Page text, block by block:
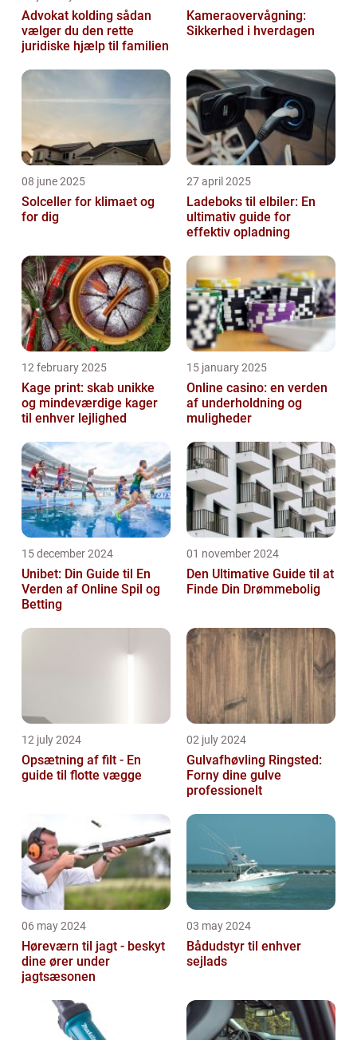
Advokat kolding sådan
vælger du den rette
juridiske hjælp til familien
Kameraovervågning:
Sikkerhed i hverdagen
08 june 2025
Solceller for klimaet og
for dig
27 april 2025
Ladeboks til elbiler: En
ultimativ guide for
effektiv opladning
12 february 2025
Kage print: skab unikke
og mindeværdige kager
til enhver lejlighed
15 january 2025
Online casino: en verden
af underholdning og
muligheder
15 december 2024
Unibet: Din Guide til En
Verden af Online Spil og
Betting
01 november 2024
Den Ultimative Guide til at
Finde Din Drømmebolig
12 july 2024
Opsætning af filt - En
guide til flotte vægge
02 july 2024
Gulvafhøvling Ringsted:
Forny dine gulve
professionelt
06 may 2024
Høreværn til jagt - beskyt
dine ører under
jagtsæsonen
03 may 2024
Bådudstyr til enhver
sejlads